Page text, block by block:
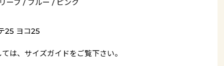
ーブ / ブルー / ピンク
25 ヨコ25
は、 サイズガイドをご覧下さい。